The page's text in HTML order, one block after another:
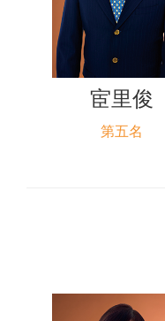
宦里俊
第五名